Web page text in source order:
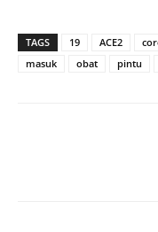
TAGS 19 ACE2
masuk
obat pintu